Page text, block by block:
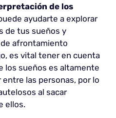
de los
ayudarte a explorar
de tus sueños y
afrontamiento
es vital tener en cuenta
los sueños es altamente
las personas, por lo
al sacar
ellos.